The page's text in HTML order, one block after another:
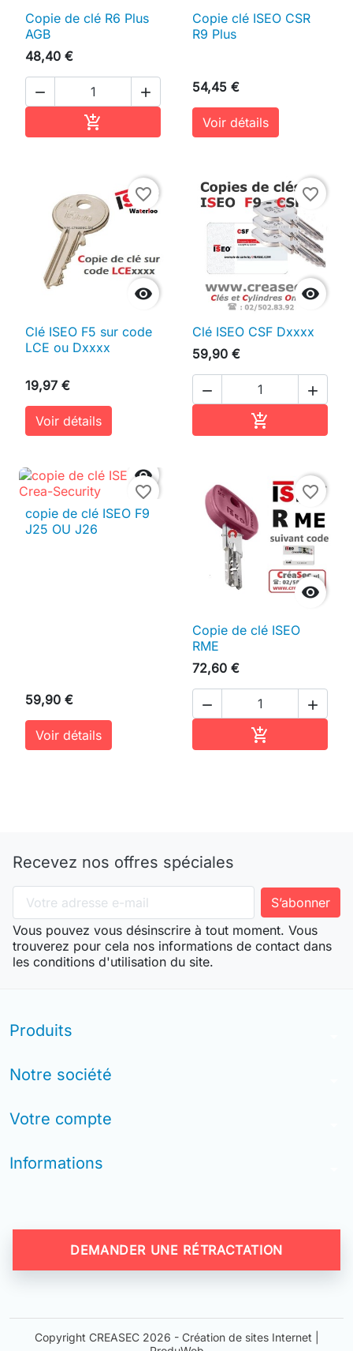
Copie de clé R6 Plus
AGB
48,40 €
 
 Ajouter au panier
Copie clé ISEO CSR
R9 Plus
54,45 €
Voir détails

favorite_border
Clé ISEO F5 sur code
LCE ou Dxxxx
19,97 €
Voir détails

favorite_border
Clé ISEO CSF Dxxxx
59,90 €
 


favorite_border
copie de clé ISEO F9
J25 OU J26
59,90 €
Voir détails

favorite_border
Copie de clé ISEO
RME
72,60 €
 

Recevez nos offres spéciales
Vous pouvez vous désinscrire à tout moment. Vous
trouverez pour cela nos informations de contact dans
les conditions d'utilisation du site.
Produits
Notre société
Votre compte
Informations
DEMANDER UNE RÉTRACTATION
Copyright CREASEC 2026 - Création de sites Internet |